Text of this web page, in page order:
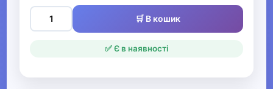
Дитячі підставки-сходинки
для ванни та туалету
Щоденний догляд та здоров'я
🛒 В кошик
✅ Є в наявності